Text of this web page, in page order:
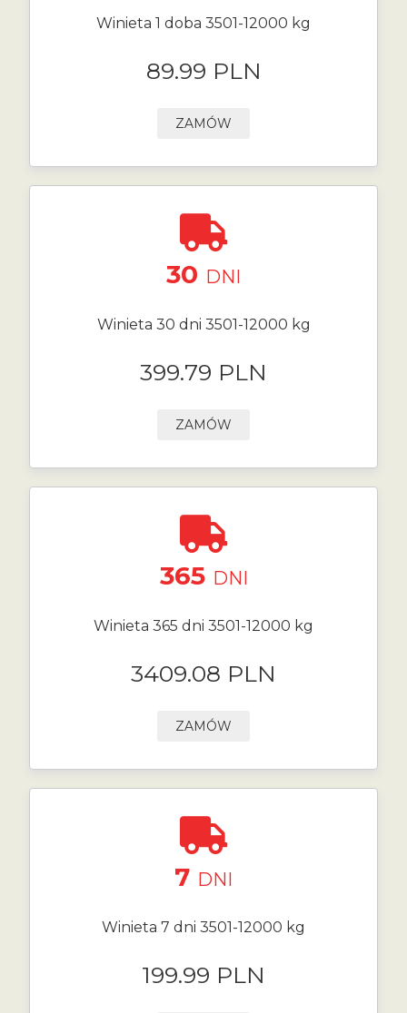
Winieta 1 doba 3501-12000 kg
89.99 PLN
ZAMÓW
30 DNI
Winieta 30 dni 3501-12000 kg
399.79 PLN
ZAMÓW
365 DNI
Winieta 365 dni 3501-12000 kg
3409.08 PLN
ZAMÓW
7 DNI
Winieta 7 dni 3501-12000 kg
199.99 PLN